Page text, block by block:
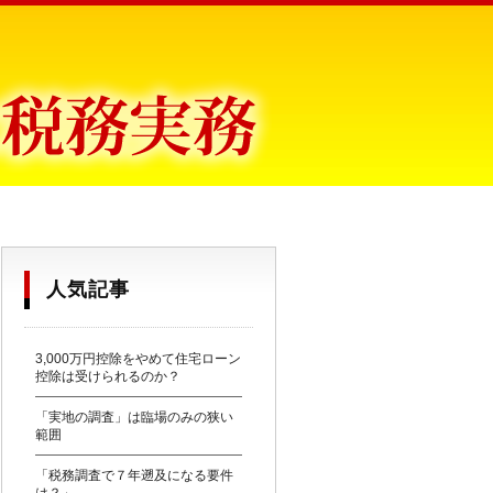
人気記事
3,000万円控除をやめて住宅ローン
控除は受けられるのか？
「実地の調査」は臨場のみの狭い
範囲
「税務調査で７年遡及になる要件